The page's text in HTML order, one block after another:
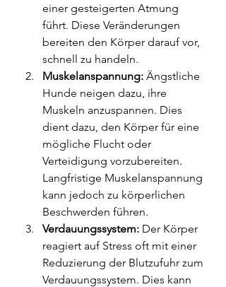
einer gesteigerten Atmung
führt. Diese Veränderungen
bereiten den Körper darauf vor,
schnell zu handeln.
Muskelanspannung: Ängstliche
Hunde neigen dazu, ihre
Muskeln anzuspannen. Dies
dient dazu, den Körper für eine
mögliche Flucht oder
Verteidigung vorzubereiten.
Langfristige Muskelanspannung
kann jedoch zu körperlichen
Beschwerden führen.
Verdauungssystem: Der Körper
reagiert auf Stress oft mit einer
Reduzierung der Blutzufuhr zum
Verdauungssystem. Dies kann